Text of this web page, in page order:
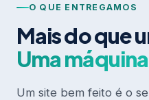
O QUE ENTREGAMOS
Mais do que
Uma
Um site bem feito é o